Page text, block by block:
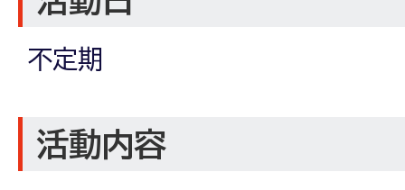
不定期
活動内容